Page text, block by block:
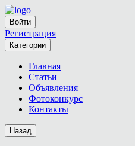
Войти
Регистрация
Категории
Главная
Статьи
Объявления
Фотоконкурс
Контакты
Назад